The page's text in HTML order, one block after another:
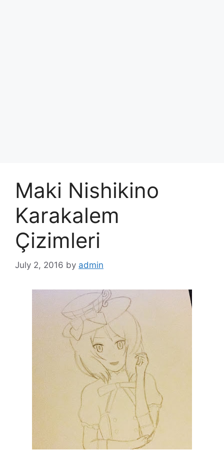
Maki Nishikino
Karakalem
Çizimleri
July 2, 2016 by admin